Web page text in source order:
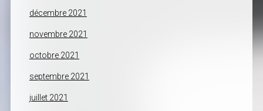
décembre 2021
novembre 2021
octobre 2021
septembre 2021
juillet 2021